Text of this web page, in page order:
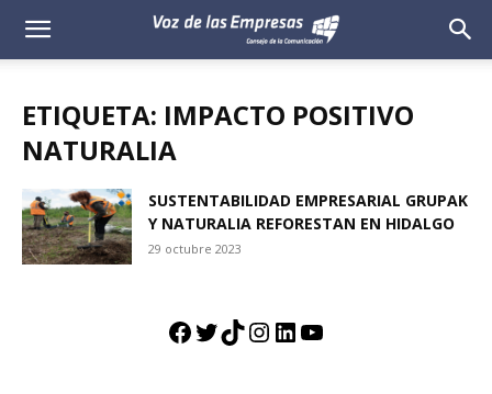
Voz
Empresas
ETIQUETA: IMPACTO POSITIVO
NATURALIA
SUSTENTABILIDAD EMPRESARIAL GRUPAK
Y NATURALIA REFORESTAN EN HIDALGO
29 octubre 2023
Facebook
Twitter
TikTok
Instagram
LinkedIn
YouTube